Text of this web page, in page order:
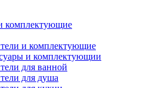
комплектующие
и комплектующие
и комплектующии
для ванной
для душа